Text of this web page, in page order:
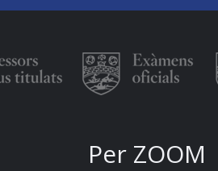
Per ZOOM